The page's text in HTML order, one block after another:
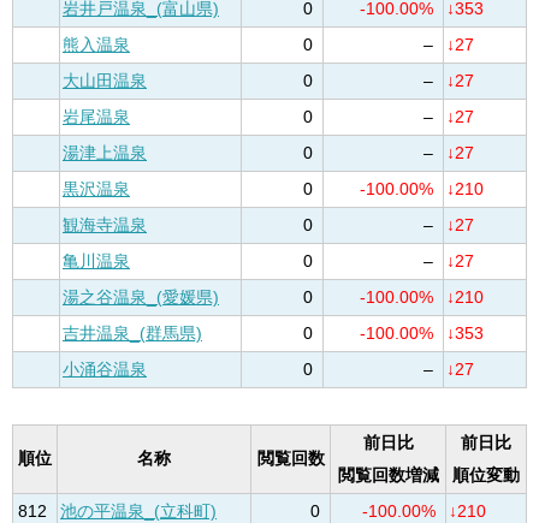
岩井戸温泉_(富山県)
0 -100.00%
↓353
熊入温泉
0 –
↓27
大山田温泉
0 –
↓27
岩尾温泉
0 –
↓27
湯津上温泉
0 –
↓27
黒沢温泉
0 -100.00%
↓210
観海寺温泉
0 –
↓27
亀川温泉
0 –
↓27
湯之谷温泉_(愛媛県)
0 -100.00%
↓210
吉井温泉_(群馬県)
0 -100.00%
↓353
小涌谷温泉
0 – ↓27
順位 名称 閲覧回数
前日比
閲覧回数増減
前日比
順位変動
812
池の平温泉_(立科町) 0 -100.00%
↓210